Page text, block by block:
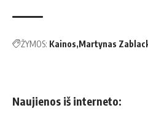
ŽYMOS: Kainos Martynas
Naujienos iš interneto: